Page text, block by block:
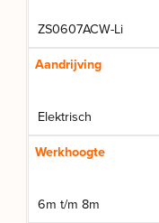
ZS0607ACW-Li
Aandrijving
Elektrisch
Werkhoogte
6m t/m 8m